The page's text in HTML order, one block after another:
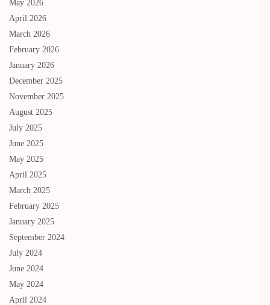
May 2026
April 2026
March 2026
February 2026
January 2026
December 2025
November 2025
August 2025
July 2025
June 2025
May 2025
April 2025
March 2025
February 2025
January 2025
September 2024
July 2024
June 2024
May 2024
April 2024